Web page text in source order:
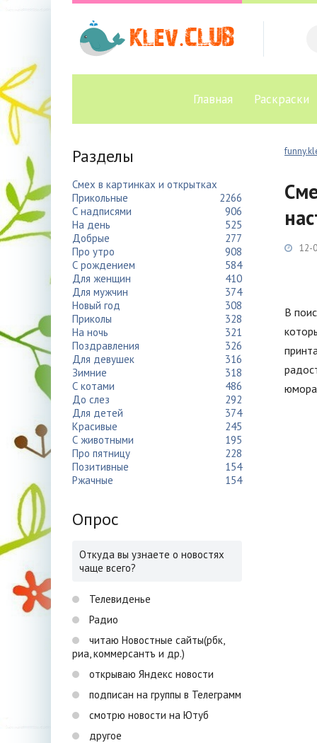
Главная Раскраски
12-
В
юмора
Разделы
Смех в картинках и открытках
Прикольные
2266
С надписями
906
На день
525
Добрые
277
Про утро
908
С рождением
584
Для женщин
410
Для мужчин
374
Новый год
308
Приколы
328
На ночь
321
Поздравления
326
Для девушек
316
Зимние
318
С котами
486
До слез
292
Для детей
374
Красивые
245
С животными
195
Про пятницу
228
Позитивные
154
Ржачные
154
Опрос
Откуда вы узнаете о новостях
чаще всего?
Телевиденье
Радио
читаю Новостные сайты(рбк,
риа, коммерсантъ и др.)
открываю Яндекс новости
подписан на группы в Телеграмм
смотрю новости на Ютуб
другое